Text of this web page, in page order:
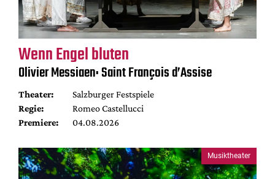
Wenn Engel bluten
Olivier Messiaen: Saint François d’Assise
Theater:
Salzburger Festspiele
Regie:
Romeo Castellucci
Premiere:
04.08.2026
Musiktheater